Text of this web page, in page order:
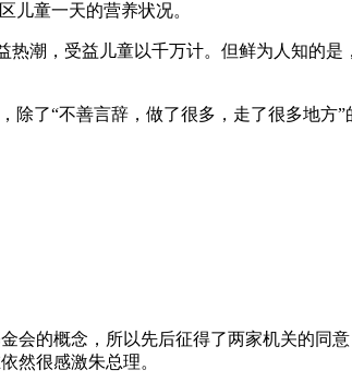
儿童一天的营养状况。
潮，受益儿童以千万计。但鲜为人知的
了“不善言辞，做了很多，走了很多地方
会的概念，所以先后征得了两家机关的同
然很感激朱总理。